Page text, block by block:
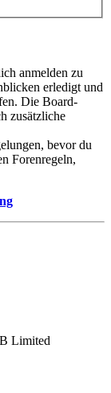
anmelden zu
erledigt und
Die Board-
zusätzliche
bevor du
Forenregeln,
Limited